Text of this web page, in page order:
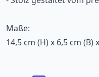
Maße:
14,5 cm (H) x 6,5 cm (B)